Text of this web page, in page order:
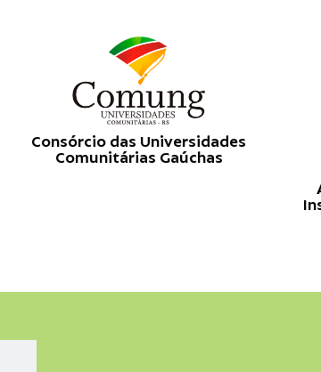
Consórcio das Universidades
Comunitárias Gaúchas